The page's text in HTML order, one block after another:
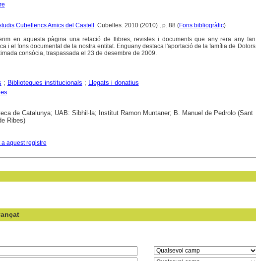
Cubellencs Amics del Castell. Cubelles. 2010 (2010) , p. 88 (Fons bibliogràfic)
en aquesta pàgina una relació de llibres, revistes i documents que any rera any fan
i el fons documental de la nostra entitat. Enguany destaca l'aportació de la família de Dolors
consòcia, traspassada el 23 de desembre de 2009.
; Biblioteques institucionals ;
Llegats i donatius
de Catalunya; UAB: Sibhil·la; Institut Ramon Muntaner; B. Manuel de Pedrolo (Sant
Ribes)
aquest registre